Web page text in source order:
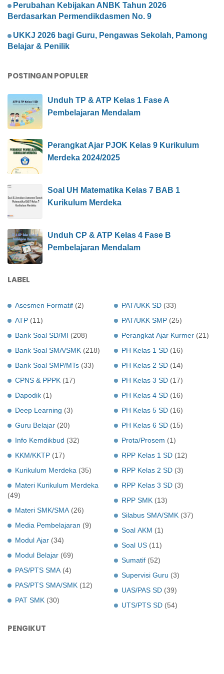
Perubahan Kebijakan ANBK Tahun 2026
Berdasarkan Permendikdasmen No. 9
UKKJ 2026 bagi Guru, Pengawas Sekolah, Pamong
Belajar & Penilik
POSTINGAN POPULER
Unduh TP & ATP Kelas 1 Fase A
Pembelajaran Mendalam
Perangkat Ajar PJOK Kelas 9 Kurikulum
Merdeka 2024/2025
Soal UH Matematika Kelas 7 BAB 1
Kurikulum Merdeka
Unduh CP & ATP Kelas 4 Fase B
Pembelajaran Mendalam
LABEL
Asesmen Formatif (2)
ATP (11)
Bank Soal SD/MI (208)
Bank Soal SMA/SMK (218)
Bank Soal SMP/MTs (33)
CPNS & PPPK (17)
Dapodik (1)
Deep Learning (3)
Guru Belajar (20)
Info Kemdikbud (32)
KKM/KKTP (17)
Kurikulum Merdeka (35)
Materi Kurikulum Merdeka
(49)
Materi SMK/SMA (26)
Media Pembelajaran (9)
Modul Ajar (34)
Modul Belajar (69)
PAS/PTS SMA (4)
PAS/PTS SMA/SMK (12)
PAT SMK (30)
PAT/UKK SD (33)
PAT/UKK SMP (25)
Perangkat Ajar Kurmer (21)
PH Kelas 1 SD (16)
PH Kelas 2 SD (14)
PH Kelas 3 SD (17)
PH Kelas 4 SD (16)
PH Kelas 5 SD (16)
PH Kelas 6 SD (15)
Prota/Prosem (1)
RPP Kelas 1 SD (12)
RPP Kelas 2 SD (3)
RPP Kelas 3 SD (3)
RPP SMK (13)
Silabus SMA/SMK (37)
Soal AKM (1)
Soal US (11)
Sumatif (52)
Supervisi Guru (3)
UAS/PAS SD (39)
UTS/PTS SD (54)
PENGIKUT